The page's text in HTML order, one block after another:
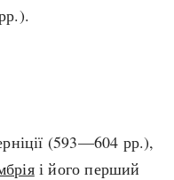
(593—604 рр.),
і його перший